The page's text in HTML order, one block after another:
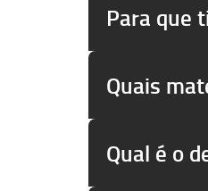
Para que
Quais
Qual é o